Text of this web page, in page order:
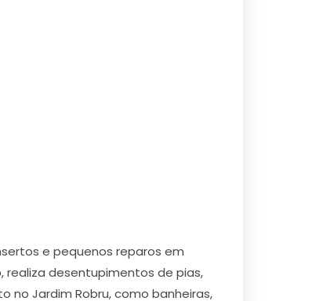
e pequenos reparos em
realiza desentupimentos de pias,
no Jardim Robru, como banheiras,